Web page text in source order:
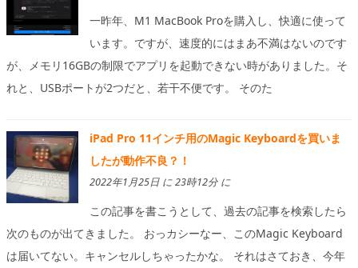
一昨年、M1 MacBook Proを購入し、快適に使って
います。ですが、速度的にはまあ不満はないのです
が、メモリ16GBの制限でアプリを起動できない時がありました。そ
れと、USBポートが2つだと、若干不便です。 そのた
iPad Pro 11インチ用のMagic Keyboardを買いま
したが動作不良？！
2022年1月25日 に 23時12分 に
この記事を書こうとして、過去の記事を検索したら
次のものが出てきました。 おっカシーなー、このMagic Keyboard
は届いてない。キャンセルしちゃったかな。 それはさておき、今年